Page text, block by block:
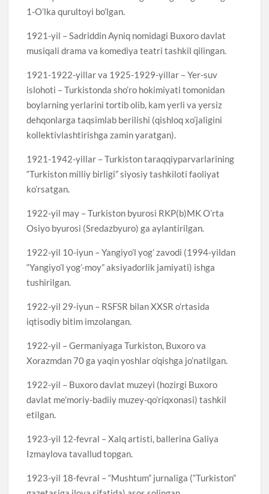
1-O’lka qurultoyi bo’lgan.
1921-yil – Sadriddin Ayniq nomidagi Buxoro davlat
musiqali drama va komediya teatri tashkil qilingan.
1921-1922-yillar va 1925-1929-yillar – Yer-suv
islohoti – Turkistonda sho’ro hokimiyati tomonidan
boylarning yerlarini tortib olib, kam yerli va yersiz
dehqonlarga taqsimlab berilishi (qishloq xo’jaligini
kollektivlashtirishga zamin yaratgan).
1921-1942-yillar – Turkiston taraqqiyparvarlarining
“Turkiston milliy birligi” siyosiy tashkiloti faoliyat
ko’rsatgan.
1922-yil may – Turkiston byurosi RKP(b)MK O’rta
Osiyo byurosi (Sredazbyuro) ga aylantirilgan.
1922-yil 10-iyun – Yangiyo’l yog’ zavodi (1994-yildan
“Yangiyo’l yog’-moy” aksiyadorlik jamiyati) ishga
tushirilgan.
1922-yil 29-iyun – RSFSR bilan XXSR o’rtasida
iqtisodiy bitim imzolangan.
1922-yil – Germaniyaga Turkiston, Buxoro va
Xorazmdan 70 ga yaqin yoshlar o’qishga jo’natilgan.
1922-yil – Buxoro davlat muzeyi (hozirgi Buxoro
davlat me’moriy-badiiy muzey-qo’riqxonasi) tashkil
etilgan.
1923-yil 12-fevral – Xalq artisti, ballerina Galiya
Izmaylova tavallud topgan.
1923-yil 18-fevral – “Mushtum” jurnaliga (“Turkiston”